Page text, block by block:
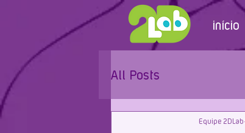
início
All Posts
Equipe 2DLab